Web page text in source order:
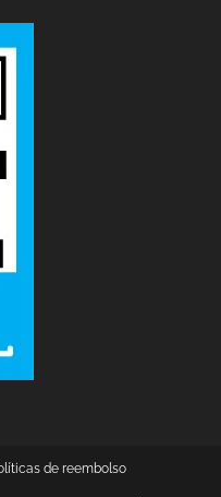
de reembolso